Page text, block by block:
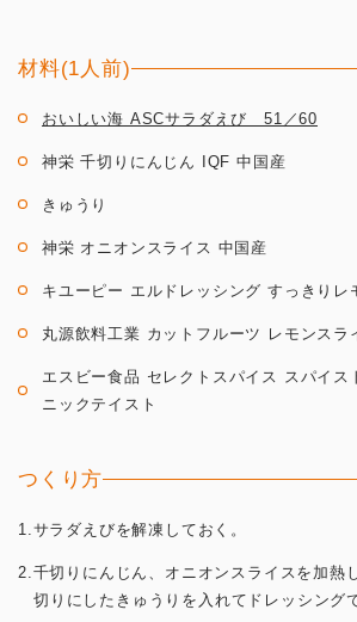
材料(1人前)
おいしい海 ASCサラダえび 51／60
神栄 千切りにんじん IQF 中国産
きゅうり
神栄 オニオンスライス 中国産
キユーピー エルドレッシング すっきりレ
丸源飲料工業 カットフルーツ レモンスラ
エスビー食品 セレクトスパイス スパイス
ニックテイスト
つくり方
1.サラダえびを解凍しておく。
2.千切りにんじん、オニオンスライスを加熱
切りにしたきゅうりを入れてドレッシング